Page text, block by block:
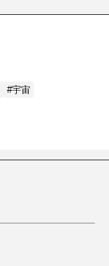
#宇宙